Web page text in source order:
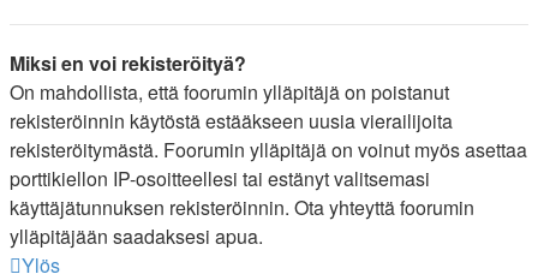
Miksi en voi rekisteröityä?
On mahdollista, että foorumin ylläpitäjä on poistanut
rekisteröinnin käytöstä estääkseen uusia vierailijoita
rekisteröitymästä. Foorumin ylläpitäjä on voinut myös asettaa
porttikiellon IP-osoitteellesi tai estänyt valitsemasi
käyttäjätunnuksen rekisteröinnin. Ota yhteyttä foorumin
ylläpitäjään saadaksesi apua.
Ylös